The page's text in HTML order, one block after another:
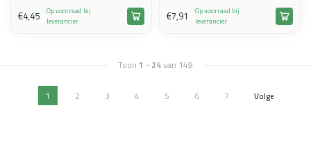
€4,45
Op voorraad bij
leverancier
€7,91
Op voorraad bij
leverancier
Toon 1 - 24van 149
1 2 3 4 5 6 7
Volgende